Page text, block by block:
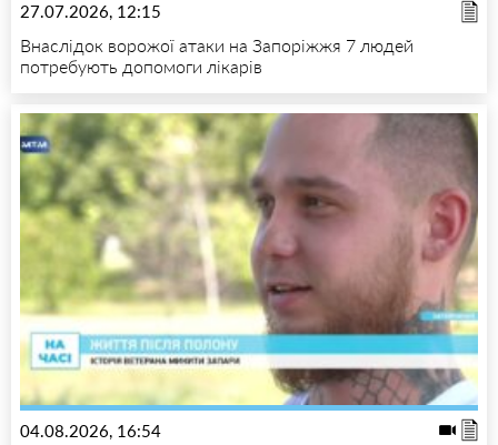
27.07.2026, 12:15
Внаслідок ворожої атаки на Запоріжжя 7 людей
потребують допомоги лікарів
04.08.2026, 16:54